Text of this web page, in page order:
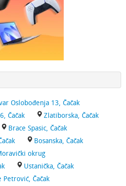
Oslobođenja 13, Čačak
Čačak
Zlatiborska, Čačak
Brace Spasic, Čačak
Bosanska, Čačak
okrug
Ustanička, Čačak
Petrović, Čačak